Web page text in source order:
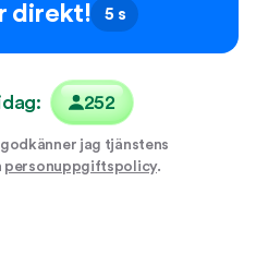
direkt! 5 s
252
jag tjänstens
personuppgiftspolicy.